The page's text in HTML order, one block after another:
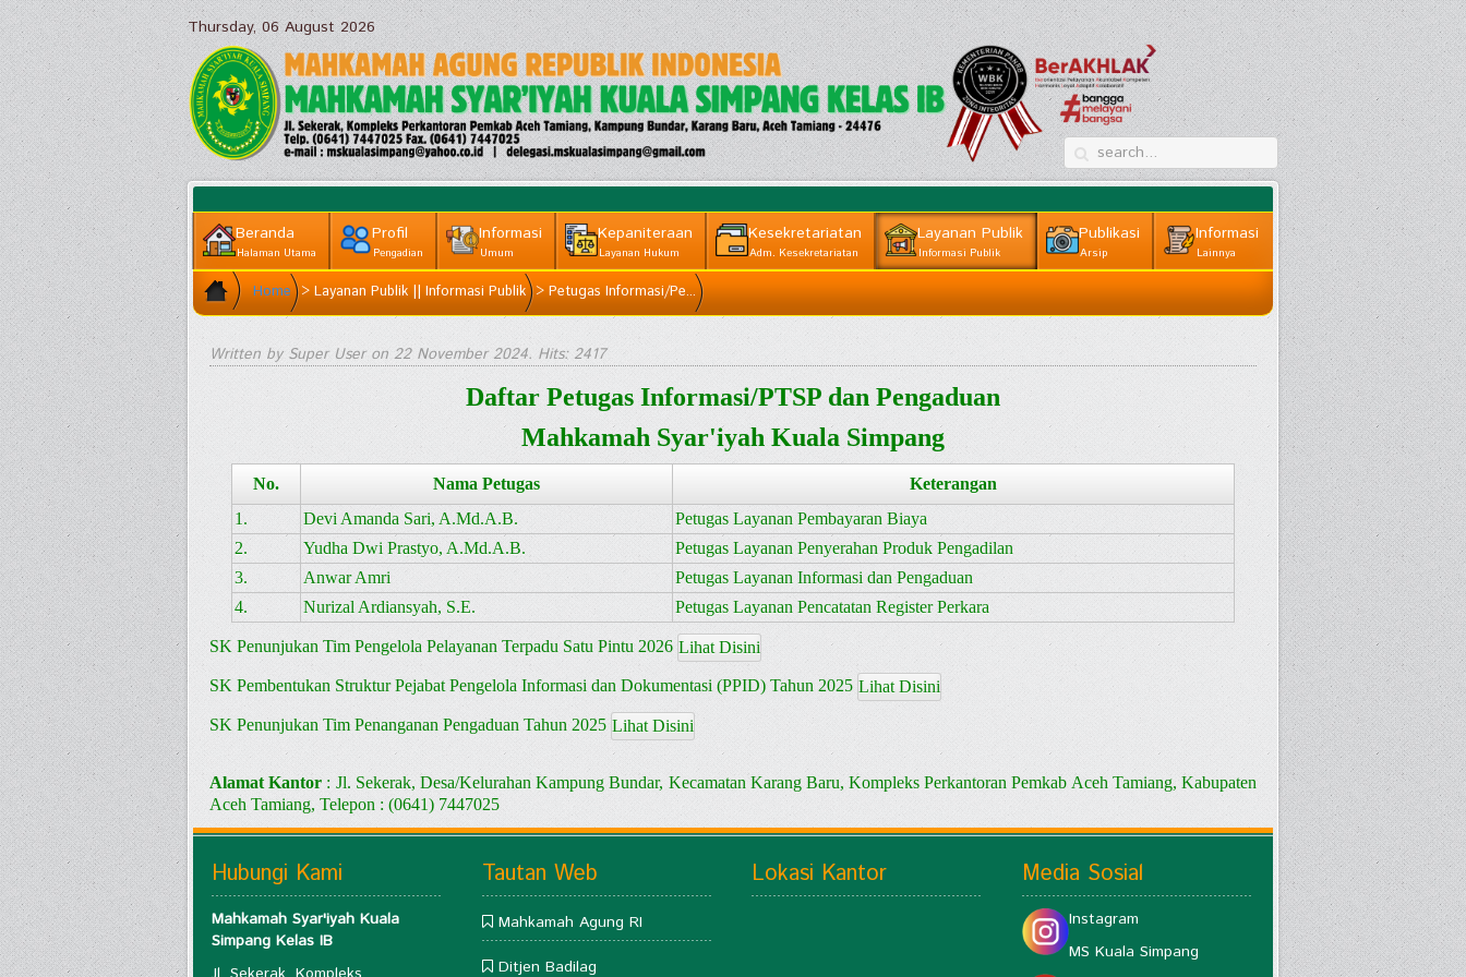
Thursday, 06 August 2026
Beranda
Halaman Utama
Profil
Pengadian
Informasi
Umum
Kepaniteraan
Layanan Hukum
Kesekretariatan
Adm. Kesekretariatan
Layanan Publik
Informasi Publik
Publikasi
Arsip
Informasi
Lainnya
Home >Layanan Publik || Informasi Publik >Petugas Informasi/Pe...
Written by Super User on 22 November 2024. Hits: 2417
Daftar Petugas Informasi/PTSP dan Pengaduan
Mahkamah Syar'iyah Kuala Simpang
No. Nama Petugas
Keterangan
1.
Devi Amanda Sari, A.Md.A.B.
Petugas Layanan Pembayaran Biaya
2.
Yudha Dwi Prastyo, A.Md.A.B.
Petugas Layanan Penyerahan Produk Pengadilan
3.
Anwar Amri
Petugas Layanan Informasi dan Pengaduan
4.
Nurizal Ardiansyah, S.E. Petugas Layanan Pencatatan Register Perkara
SK Penunjukan Tim Pengelola Pelayanan Terpadu Satu Pintu 2026 Lihat Disini
SK Pembentukan Struktur Pejabat Pengelola Informasi dan Dokumentasi (PPID) Tahun 2025 Lihat Disini
SK Penunjukan Tim Penanganan Pengaduan Tahun 2025 Lihat Disini
Alamat Kantor : Jl. Sekerak, Desa/Kelurahan Kampung Bundar, Kecamatan Karang Baru, Kompleks Perkantoran Pemkab Aceh Tamiang, Kabupaten
Aceh Tamiang, Telepon : (0641) 7447025
Hubungi Kami
Mahkamah Syar'iyah Kuala
Simpang Kelas IB
Tautan Web
Mahkamah Agung RI
Ditjen Badilag
Lokasi Kantor Media Sosial
Instagram
MS Kuala Simpang